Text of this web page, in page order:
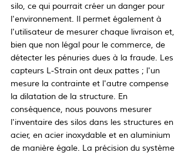
silo, ce qui pourrait créer un danger pour
l'environnement. Il permet également à
l'utilisateur de mesurer chaque livraison et,
bien que non légal pour le commerce, de
détecter les pénuries dues à la fraude. Les
capteurs L-Strain ont deux pattes ; l'un
mesure la contrainte et l'autre compense
la dilatation de la structure. En
conséquence, nous pouvons mesurer
l'inventaire des silos dans les structures en
acier, en acier inoxydable et en aluminium
de manière égale. La précision du système